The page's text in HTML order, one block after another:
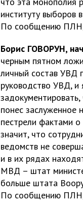
институту выборов
По сообщению ПЛН,
Борис ГОВОРУН,
черным пятном
личный состав УВД
руководство УВД, и
понес
пестрели фактами
значит, что
ведомств не
и в их рядах
МВД – штат
больше штата
По сообщению ПЛН,